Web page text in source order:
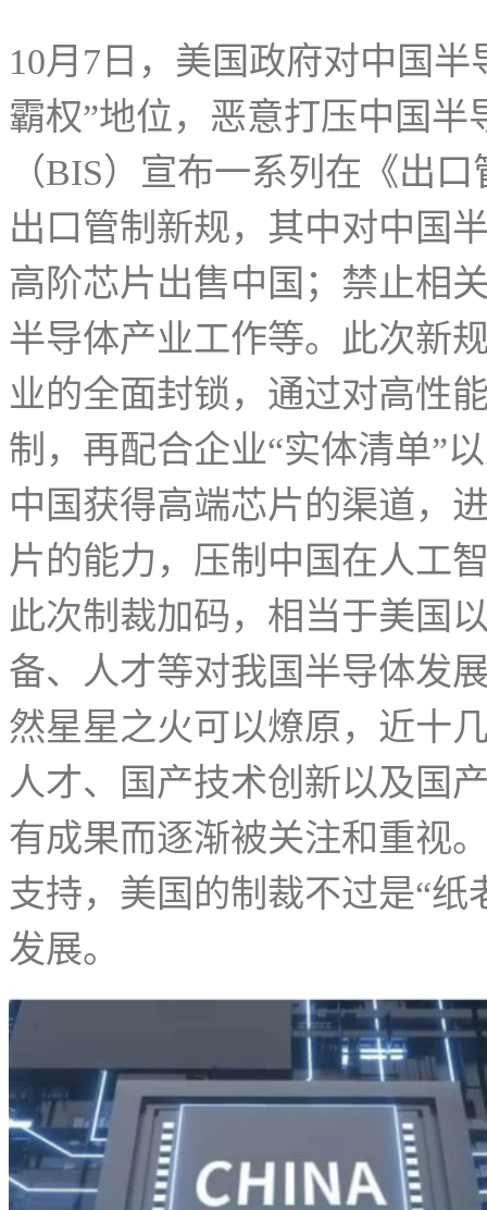
10月7日，美国政府对中国
霸权”地位，恶意打压中国
（BIS）宣布一系列在《出
出口管制新规，其中对中国
高阶芯片出售中国；禁止相
半导体产业工作等。此次新
业的全面封锁，通过对高性
制，再配合企业“实体清单”
中国获得高端芯片的渠道，
片的能力，压制中国在人工
此次制裁加码，相当于美国
备、人才等对我国半导体发
然星星之火可以燎原，近十
人才、国产技术创新以及国
有成果而逐渐被关注和重视
支持，美国的制裁不过是“
发展。